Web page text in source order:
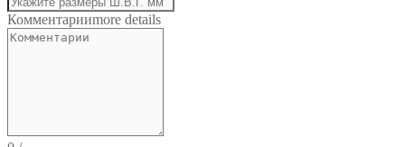
Комментарииmore details